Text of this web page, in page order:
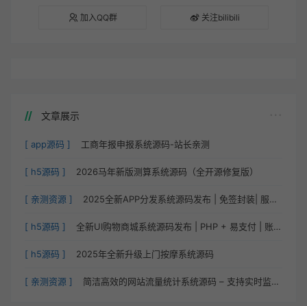
加入QQ群 关注bilibili
文章展示
[ app源码 ] 工商年报申报系统源码-站长亲测
[ h5源码 ] 2026马年新版测算系统源码（全开源修复版）
[ 亲测资源 ] 2025全新APP分发系统源码发布 | 免签封装| 服务器直签 |
[ h5源码 ] 全新UI购物商城系统源码发布 | PHP + 易支付 | 账号密码注册
[ h5源码 ] 2025年全新升级上门按摩系统源码
[ 亲测资源 ] 简洁高效的网站流量统计系统源码 – 支持实时监控与数据对比